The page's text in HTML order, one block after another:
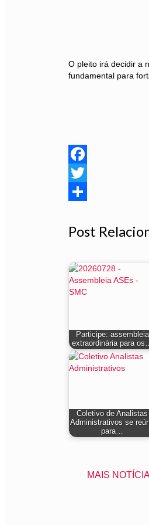
O pleito irá decidir a
fundamental para
Facebook
Twitter
Post
Participe: assembleia
extraordinária para
Coletivo de Analistas
Administrativos se
para…
MAIS